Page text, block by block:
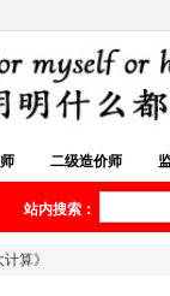
二级造价师
站内搜索：
算》